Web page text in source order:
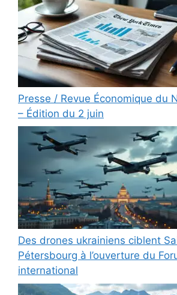
Presse / Revue Économique du
– Édition du 2 juin
Des drones ukrainiens ciblent
Pétersbourg à l’ouverture du
international